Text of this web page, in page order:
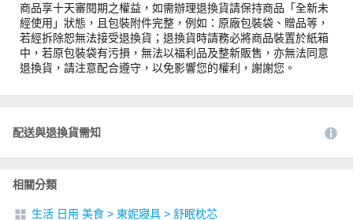
商品享十天審閱期之權益，如需辦理退換貨請保持商品「全新未
經使用」狀態，且包裝附件完整，例如：原廠包裝袋、贈品等，
若經拆除恕無法接受退換貨；退換貨時請務必將商品裝置於紙箱
中，若原包裝袋有污損，無法以福利品及整新販售，亦無法同意
退換貨，請注意配合遵守，以免影響您的權利，謝謝您。
配送與退換貨需知
相關分類
生活 日用 美食 > 東妮寢具 > 舒眠枕芯